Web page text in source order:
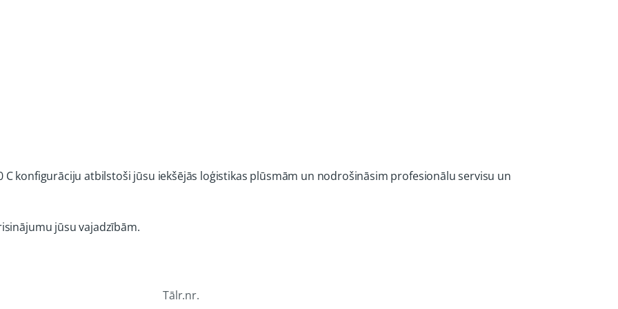
C konfigurāciju atbilstoši jūsu iekšējās loģistikas plūsmām un nodrošināsim profesionālu servisu un
jūsu vajadzībām.
Tālr.nr.